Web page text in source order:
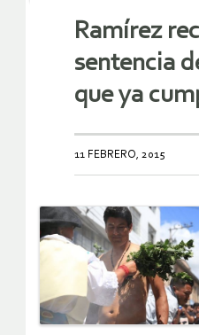
Ramírez
sentencia
que ya
11 FEBRERO, 2015